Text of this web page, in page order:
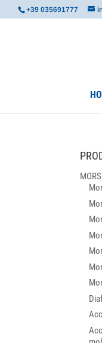
+39 035691777